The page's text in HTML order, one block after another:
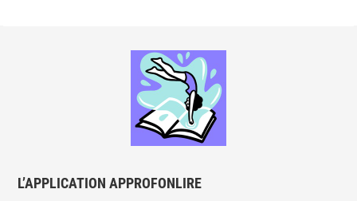
L’APPLICATION APPROFONLIRE